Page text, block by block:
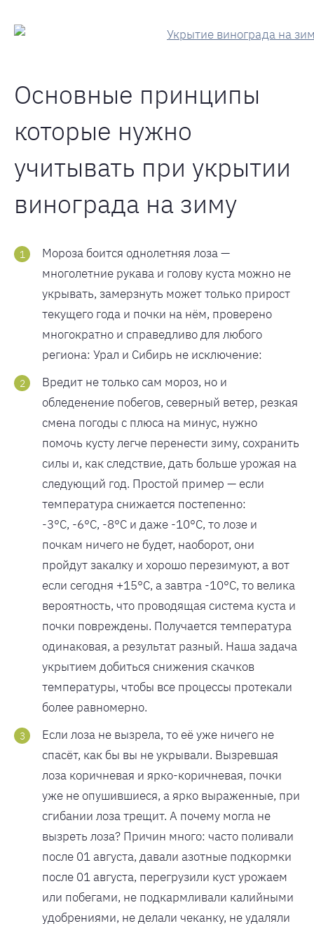
Основные принципы
которые нужно
учитывать при укрытии
винограда на зиму
Мороза боится однолетняя лоза —
многолетние рукава и голову куста можно не
укрывать, замерзнуть может только прирост
текущего года и почки на нём, проверено
многократно и справедливо для любого
региона: Урал и Сибирь не исключение:
Вредит не только сам мороз, но и
обледенение побегов, северный ветер, резкая
смена погоды с плюса на минус, нужно
помочь кусту легче перенести зиму, сохранить
силы и, как следствие, дать больше урожая на
следующий год. Простой пример — если
температура снижается постепенно:
-3°С, -6°С, -8°С и даже -10°С, то лозе и
почкам ничего не будет, наоборот, они
пройдут закалку и хорошо перезимуют, а вот
если сегодня +15°С, а завтра -10°С, то велика
вероятность, что проводящая система куста и
почки повреждены. Получается температура
одинаковая, а результат разный. Наша задача
укрытием добиться снижения скачков
температуры, чтобы все процессы протекали
более равномерно.
Если лоза не вызрела, то её уже ничего не
спасёт, как бы вы не укрывали. Вызревшая
лоза коричневая и ярко-коричневая, почки
уже не опушившиеся, а ярко выраженные, при
сгибании лоза трещит. А почему могла не
вызреть лоза? Причин много: часто поливали
после 01 августа, давали азотные подкормки
после 01 августа, перегрузили куст урожаем
или побегами, не подкармливали калийными
удобрениями, не делали чеканку, не удаляли